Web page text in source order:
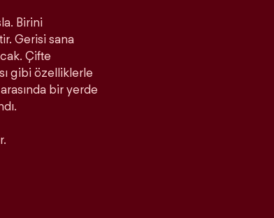
Birini
Gerisi sana
Çifte
gibi özelliklerle
bir yerde